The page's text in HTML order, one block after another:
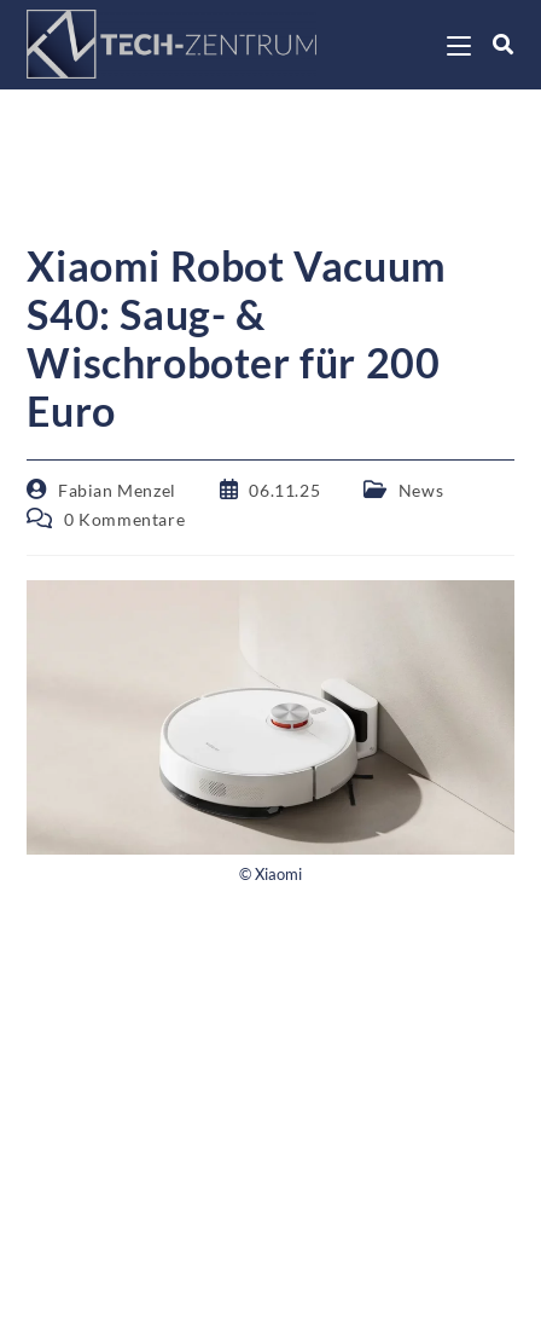
Xiaomi Robot Vacuum
S40: Saug- &
Wischroboter für 200
Euro
Fabian Menzel 06.11.25
News
0 Kommentare
© Xiaomi